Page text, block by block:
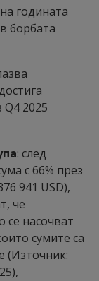
годината
борбата
2025
: след
с 66% през
941 USD),
че
се насочват
сумите са
(Източник: